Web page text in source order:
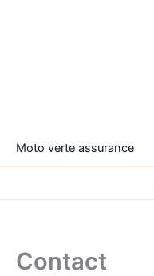
Moto verte assurance
Contact